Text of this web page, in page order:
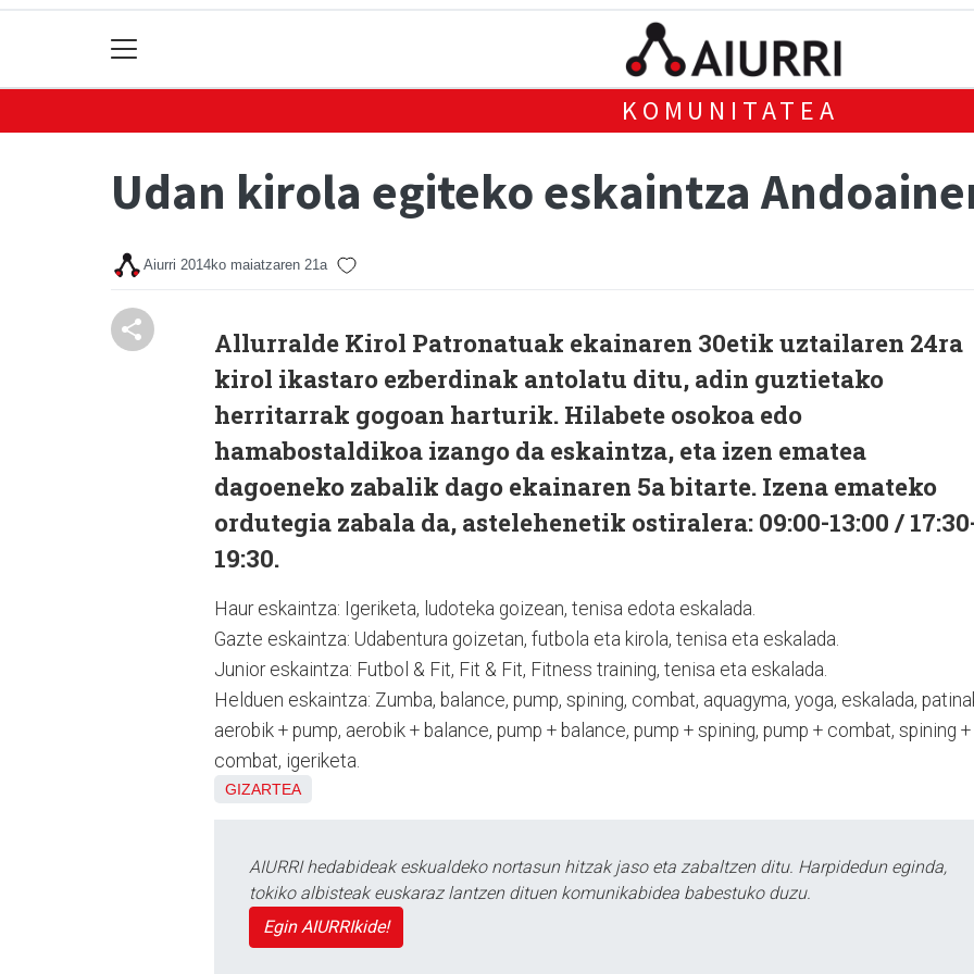
KOMUNITATEA
Udan kirola egiteko eskaintza
Aiurri 2014ko maiatzaren 21a
Allurralde Kirol Patronatuak ekainaren 30etik uztailaren 24ra
kirol ikastaro ezberdinak antolatu ditu, adin guztietako
herritarrak gogoan harturik. Hilabete osokoa edo
hamabostaldikoa izango da eskaintza, eta izen ematea
dagoeneko zabalik dago ekainaren 5a bitarte. Izena emateko
ordutegia zabala da, astelehenetik ostiralera: 09:00-13:00 /
19:30.
Haur eskaintza: Igeriketa, ludoteka goizean, tenisa edota eskalada.
Gazte eskaintza: Udabentura goizetan, futbola eta kirola, tenisa eta eskalada.
Junior eskaintza: Futbol & Fit, Fit & Fit, Fitness training, tenisa eta eskalada.
Helduen eskaintza: Zumba, balance, pump, spining, combat, aquagyma, yoga, eskalada,
aerobik + pump, aerobik + balance, pump + balance, pump + spining, pump + combat, spining +
combat, igeriketa.
GIZARTEA
AIURRI hedabideak eskualdeko nortasun hitzak jaso eta zabaltzen ditu. Harpidedun eginda,
tokiko albisteak euskaraz lantzen dituen komunikabidea babestuko duzu.
Egin AIURRIkide!